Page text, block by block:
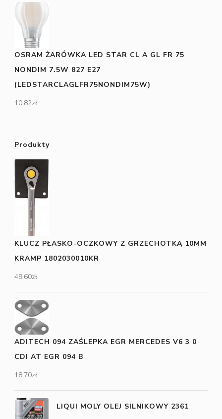
OSRAM ŻARÓWKA LED STAR CL A GL FR 75
NONDIM 7.5W 827 E27
(LEDSTARCLAGLFR75NONDIM75W)
10,82zł
Produkty
KLUCZ PŁASKO-OCZKOWY Z GRZECHOTKĄ 10MM
KRAMP 1802030010KR
49,60zł
ADITECH 094 ZAŚLEPKA EGR MERCEDES V6 3 0
CDI AT EGR 094 B
18,70zł
LIQUI MOLY OLEJ SILNIKOWY 2361